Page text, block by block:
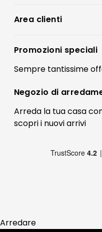
Condizioni di vendita
Preferenze Cookies
Termini e condizioni
Contatti
FAQ
Pagamenti
Area clienti
Registrati
Il mio account
Promozioni speciali
Sempre tantissime
Negozio di
Arreda la tua casa
scopri i nuovi arrivi
Arredare